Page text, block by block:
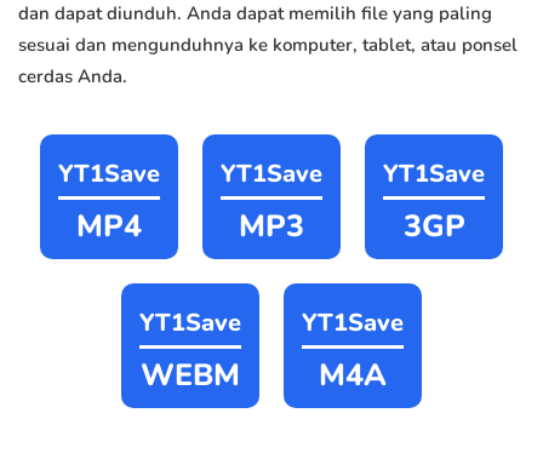
dan dapat diunduh. Anda dapat memilih file yang paling
sesuai dan mengunduhnya ke komputer, tablet, atau ponsel
cerdas Anda.
YT1Save
MP4
YT1Save
MP3
YT1Save
3GP
YT1Save
WEBM
YT1Save
M4A